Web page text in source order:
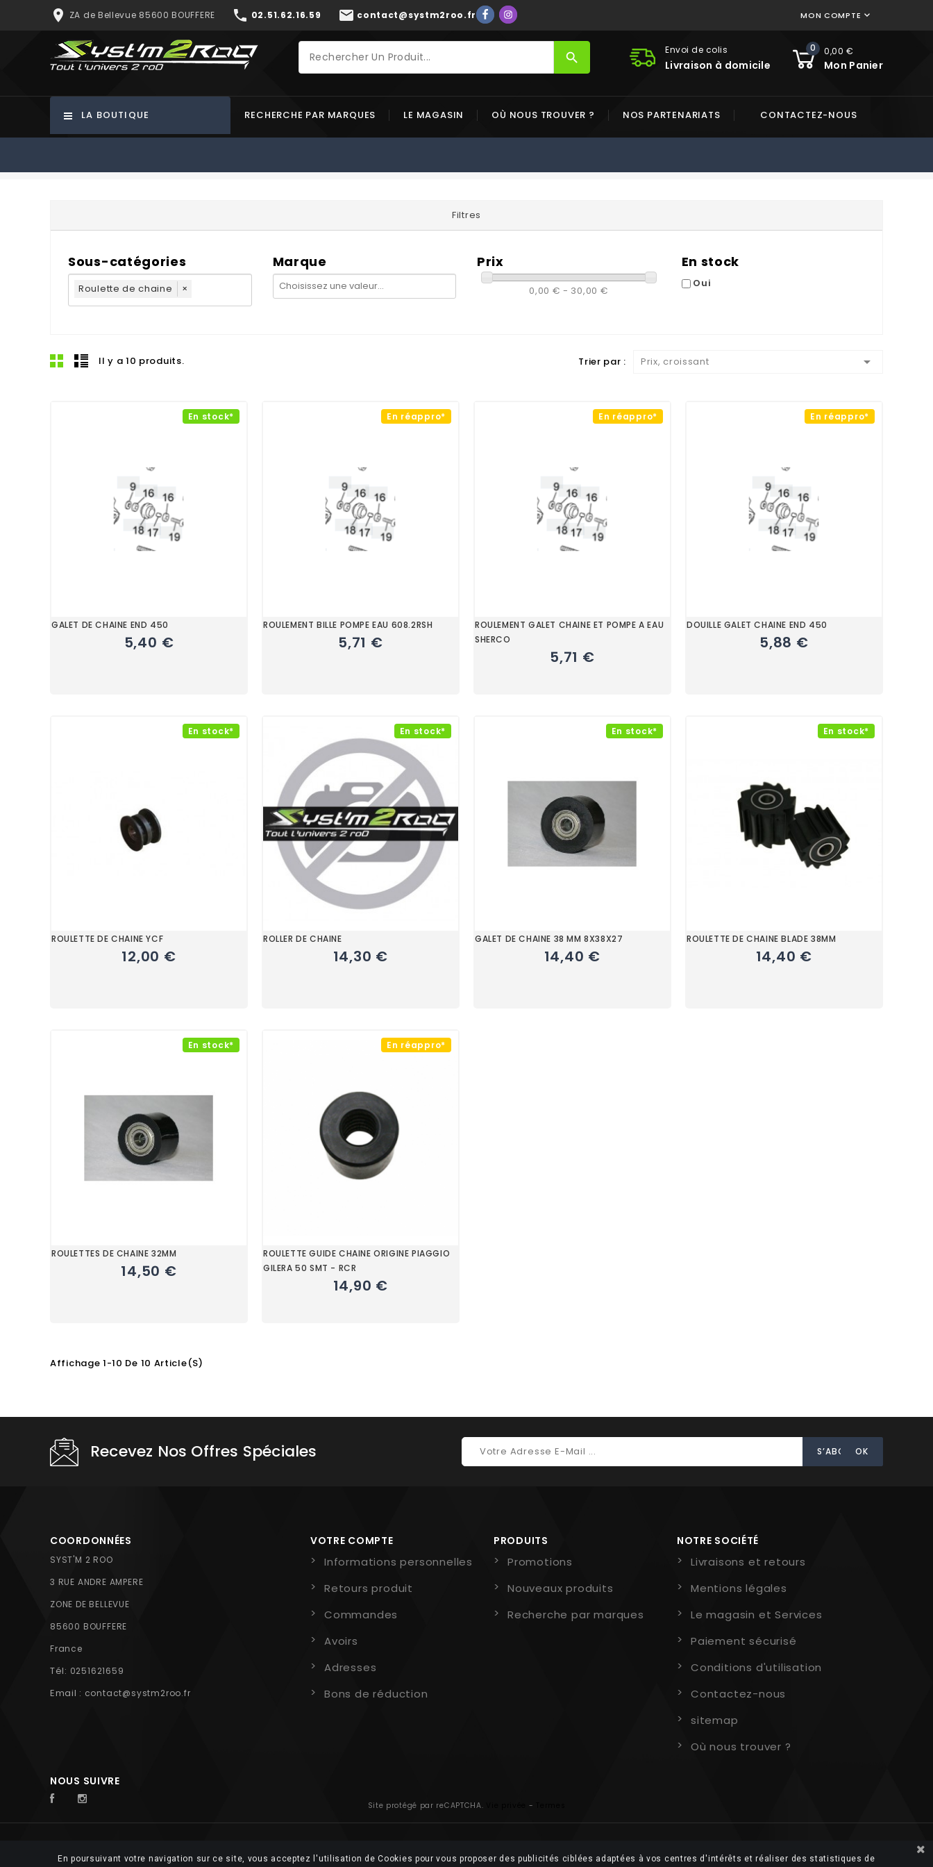
place ZA de Bellevue 85600 BOUFFERE phone 02.51.62.16.59 mail contact@systm2roo.fr MON COMPTE 
0 0,00 €
Mon Panier
Envoi de colis
Livraison à domicile
search
LA BOUTIQUE RECHERCHE PAR MARQUES LE MAGASIN OÙ NOUS TROUVER ? NOS PARTENARIATS CONTACTEZ-NOUS
Filtres
Sous-catégories
Roulette de chaine ×
Marque Prix
0,00 € - 30,00 €
En stock
Oui
Il y a 10 produits. Trier par : Prix, croissant 
En stock*
GALET DE CHAINE END 450
5,40 €
En réappro*
ROULEMENT BILLE POMPE EAU 608.2RSH
5,71 €
En réappro*
ROULEMENT GALET CHAINE ET POMPE A EAU
SHERCO
5,71 €
En réappro*
DOUILLE GALET CHAINE END 450
5,88 €
En stock*
ROULETTE DE CHAINE YCF
12,00 €
En stock*
ROLLER DE CHAINE
14,30 €
En stock*
GALET DE CHAINE 38 MM 8X38X27
14,40 €
En stock*
ROULETTE DE CHAINE BLADE 38MM
14,40 €
En stock*
ROULETTES DE CHAINE 32MM
14,50 €
En réappro*
ROULETTE GUIDE CHAINE ORIGINE PIAGGIO
GILERA 50 SMT - RCR
14,90 €
Affichage 1-10 De 10 Article(s)
Recevez Nos Offres Spéciales
COORDONNÉES
SYST'M 2 ROO
3 RUE ANDRE AMPERE
ZONE DE BELLEVUE
85600 BOUFFERE
France
Tél: 0251621659
Email : contact@systm2roo.fr
VOTRE COMPTE
Informations personnelles
Retours produit
Commandes
Avoirs
Adresses
Bons de réduction
PRODUITS
Promotions
Nouveaux produits
Recherche par marques
NOTRE SOCIÉTÉ
Livraisons et retours
Mentions légales
Le magasin et Services
Paiement sécurisé
Conditions d'utilisation
Contactez-nous
sitemap
Où nous trouver ?
NOUS SUIVRE
Site protégé par reCAPTCHA. -
© 2026 FUTUROSOFT
En poursuivant votre navigation sur ce site, vous acceptez l'utilisation de Cookies pour vous proposer des publicités ciblées adaptées à vos centres d'intérêts et réaliser des statistiques de